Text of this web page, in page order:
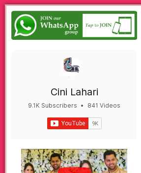
Cini Lahari
9.1K Subscribers •
841 Videos